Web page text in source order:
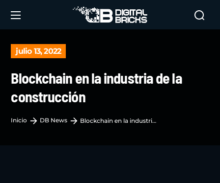
julio 13, 2022
Blockchain en la industria de la
construcción
Inicio DB News Blockchain en la industria de la construcción